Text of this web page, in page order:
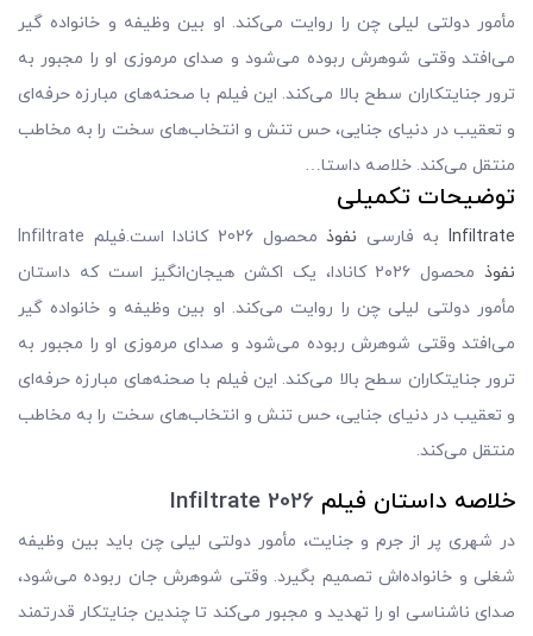
مأمور دولتی لیلی چن را روایت می‌کند. او بین وظیفه و خانواده گیر
می‌افتد وقتی شوهرش ربوده می‌شود و صدای مرموزی او را مجبور به
ترور جنایتکاران سطح بالا می‌کند. این فیلم با صحنه‌های مبارزه حرفه‌ای
و تعقیب در دنیای جنایی، حس تنش و انتخاب‌های سخت را به مخاطب
منتقل می‌کند. خلاصه داستا…
توضیحات تکمیلی
Infiltrate به فارسی نفوذمحصول 2026 کانادا است.فیلم Infiltrate
نفوذ
محصول ۲۰۲۶ کانادا، یک اکشن هیجان‌انگیز است که داستان
مأمور دولتی لیلی چن را روایت می‌کند. او بین وظیفه و خانواده گیر
می‌افتد وقتی شوهرش ربوده می‌شود و صدای مرموزی او را مجبور به
ترور جنایتکاران سطح بالا می‌کند. این فیلم با صحنه‌های مبارزه حرفه‌ای
و تعقیب در دنیای جنایی، حس تنش و انتخاب‌های سخت را به مخاطب
منتقل می‌کند.
خلاصه داستان فیلم Infiltrate 2026
در شهری پر از جرم و جنایت، مأمور دولتی لیلی چن باید بین وظیفه
شغلی و خانواده‌اش تصمیم بگیرد. وقتی شوهرش جان ربوده می‌شود،
صدای ناشناسی او را تهدید و مجبور می‌کند تا چندین جنایتکار قدرتمند